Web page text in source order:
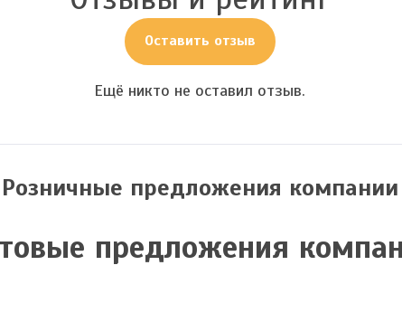
Оставить отзыв
Ещё никто не оставил отзыв.
Розничные предложения компании
предложения